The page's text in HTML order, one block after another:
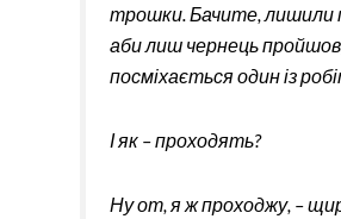
трошки. Бачите, лишили
аби лиш чернець
посміхається один із
І як – проходять?
Ну от, я ж проходжу, –